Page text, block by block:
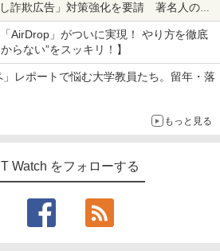
詐欺広告」対策強化を要請 著名人の写
欺などへの対策として
AirDrop」がついに実現！ やり方を徹底
らない”をスッキリ！】
レポートで悩む大学教員たち。留年・落
もっと見る
Watch をフォローする